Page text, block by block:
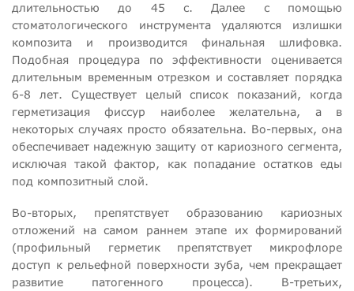
длительностью до 45 с. Далее с помощью
стоматологического инструмента удаляются излишки
композита и производится финальная шлифовка.
Подобная процедура по эффективности оценивается
длительным временным отрезком и составляет порядка
6-8 лет. Существует целый список показаний, когда
герметизация фиссур наиболее желательна, а в
некоторых случаях просто обязательна. Во-первых, она
обеспечивает надежную защиту от кариозного сегмента,
исключая такой фактор, как попадание остатков еды
под композитный слой.
Во-вторых, препятствует образованию кариозных
отложений на самом раннем этапе их формирований
(профильный герметик препятствует микрофлоре
доступ к рельефной поверхности зуба, чем прекращает
развитие патогенного процесса). В-третьих,